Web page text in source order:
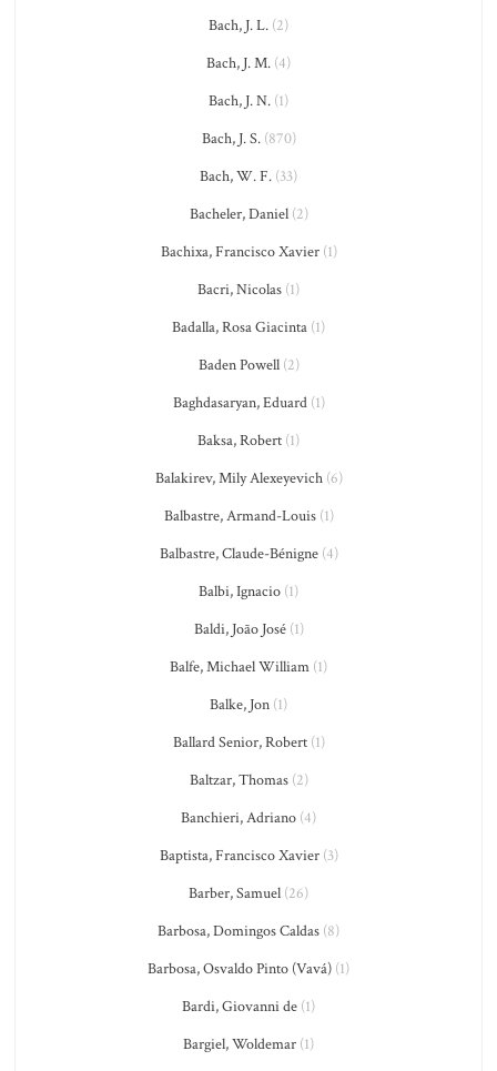
Bach, J. L. (2)
Bach, J. M. (4)
Bach, J. N. (1)
Bach, J. S.(870)
Bach, W. F. (33)
Bacheler, Daniel(2)
Bachixa, Francisco Xavier(1)
Bacri, Nicolas (1)
Badalla, Rosa Giacinta (1)
Baden Powell(2)
Baghdasaryan, Eduard(1)
Baksa, Robert (1)
Balakirev, Mily Alexeyevich(6)
Balbastre, Armand-Louis(1)
Balbastre, Claude-Bénigne(4)
Balbi, Ignacio (1)
Baldi, João José(1)
Balfe, Michael William (1)
Balke, Jon (1)
Ballard Senior, Robert(1)
Baltzar, Thomas(2)
Banchieri, Adriano (4)
Baptista, Francisco Xavier(3)
Barber, Samuel (26)
Barbosa, Domingos Caldas (8)
Barbosa, Osvaldo Pinto (Vavá) (1)
Bardi, Giovanni de (1)
Bargiel, Woldemar (1)